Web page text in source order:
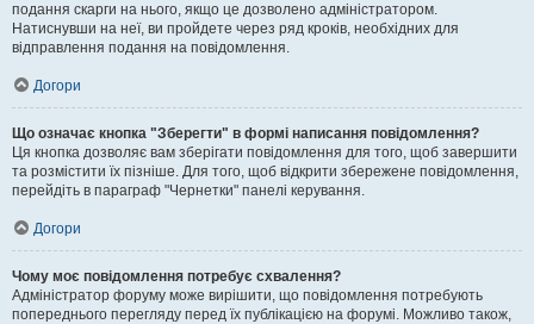
подання скарги на нього, якщо це дозволено адміністратором.
Натиснувши на неї, ви пройдете через ряд кроків, необхідних для
відправлення подання на повідомлення.
Догори
Що означає кнопка "Зберегти" в формі написання повідомлення?
Ця кнопка дозволяє вам зберігати повідомлення для того, щоб завершити
та розмістити їх пізніше. Для того, щоб відкрити збережене повідомлення,
перейдіть в параграф "Чернетки" панелі керування.
Догори
Чому моє повідомлення потребує схвалення?
Адміністратор форуму може вирішити, що повідомлення потребують
попереднього перегляду перед їх публікацією на форумі. Можливо також,